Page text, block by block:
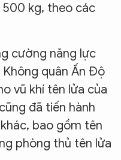
500 kg, theo các
cường năng lực
quân Ấn Độ
vũ khí tên lửa của
đã tiến hành
bao gồm tên
phòng thủ tên lửa